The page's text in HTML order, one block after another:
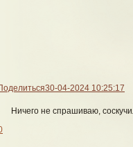
30-04-2024 10:25:17
Ничего не спрашиваю,